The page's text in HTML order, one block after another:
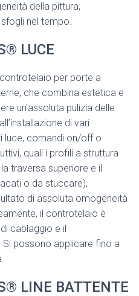
della pittura,
nel tempo.
LUCE
per porte a
che combina estetica e
un’assoluta pulizia delle
di vari
luce, comandi on/off o
quali i profili a struttura
traversa superiore e il
o da stuccare),
di assoluta omogeneità
il controtelaio è
cablaggio e il
possono applicare fino a
LINE BATTENTE